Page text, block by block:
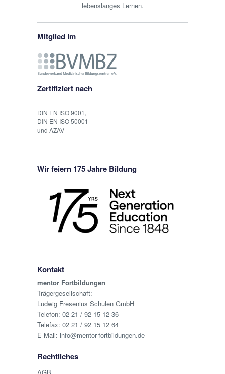
lebenslanges Lernen.
Mitglied im
Zertifiziert nach
DIN EN ISO 9001,
DIN EN ISO 50001
und AZAV
Wir feiern 175 Jahre Bildung
Kontakt
mentor Fortbildungen
Trägergesellschaft:
Ludwig Fresenius Schulen GmbH
Telefon: 02 21 / 92 15 12 36
Telefax: 02 21 / 92 15 12 64
E-Mail: info@mentor-fortbildungen.de
Rechtliches